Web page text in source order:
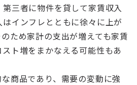
三者に物件を貸して家賃収入
インフレとともに徐々に上が
ため家計の支出が増えても家賃
ト増をまかなえる可能性もあ
商品であり、需要の変動に強